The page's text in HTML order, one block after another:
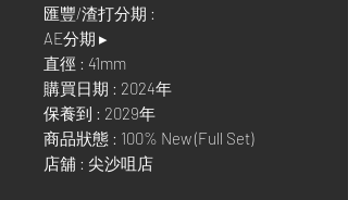
匯豐/渣打分期 :
AE分期 ▸
直徑 : 41mm
購買日期 : 2024年
保養到 : 2029年
商品狀態 : 100% New (Full Set)
店舖 : 尖沙咀店